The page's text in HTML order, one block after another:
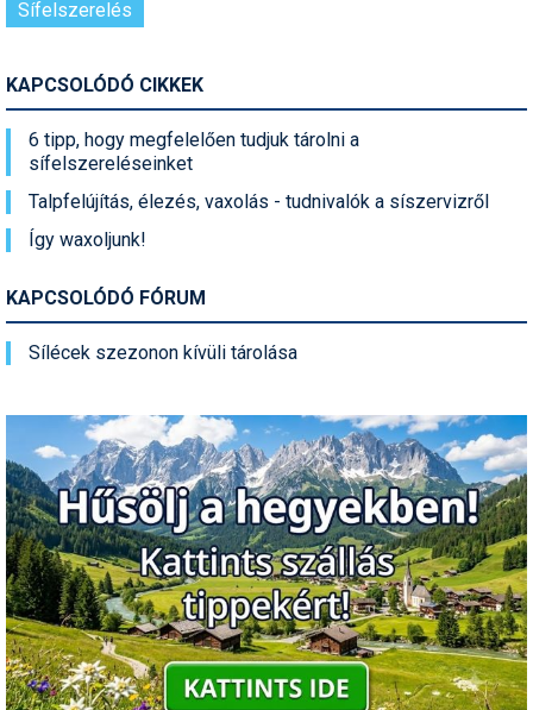
Sífelszerelés
KAPCSOLÓDÓ CIKKEK
6 tipp, hogy megfelelően tudjuk tárolni a
sífelszereléseinket
Talpfelújítás, élezés, vaxolás - tudnivalók a síszervizről
Így waxoljunk!
KAPCSOLÓDÓ FÓRUM
Sílécek szezonon kívüli tárolása